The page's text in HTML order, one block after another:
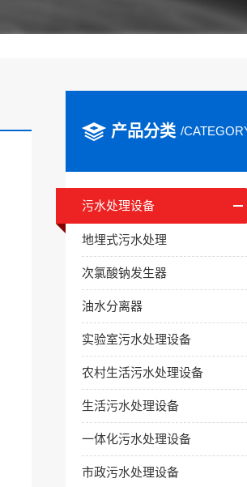
产品分类 /
污水处理设备
地埋式污水处理
次氯酸钠发生器
油水分离器
实验室污水处理设备
农村生活污水处理设备
生活污水处理设备
一体化污水处理设备
市政污水处理设备